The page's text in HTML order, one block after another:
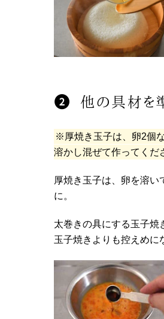
他の具材を
※厚焼き玉子は、卵2個
溶かし混ぜて作ってくだ
厚焼き玉子は、卵を溶
に。
太巻きの具にする玉子焼
玉子焼きよりも控えめに